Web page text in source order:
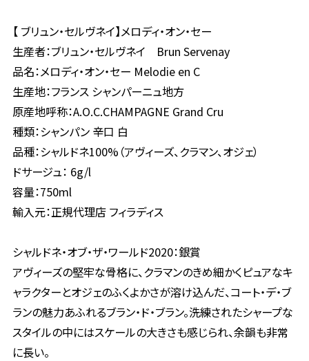
【 ブリュン・セルヴネイ】メロディ・オン・セー
生産者：ブリュン・セルヴネイ Brun Servenay
品名：メロディ・オン・セー Melodie en C
生産地：フランス シャンパーニュ地方
原産地呼称：A.O.C.CHAMPAGNE Grand Cru
種類：シャンパン 辛口 白
品種：シャルドネ100%（アヴィーズ、クラマン、オジェ）
ドサージュ： 6g/l
容量：750ml
輸入元：正規代理店 フィラディス
シャルドネ・オブ・ザ・ワールド2020：銀賞
アヴィーズの堅牢な骨格に、クラマンのきめ細かくピュアなキ
ャラクターとオジェのふくよかさが溶け込んだ、コート・デ・ブ
ランの魅力あふれるブラン・ド・ブラン。洗練されたシャープな
スタイルの中にはスケールの大きさも感じられ、余韻も非常
に長い。